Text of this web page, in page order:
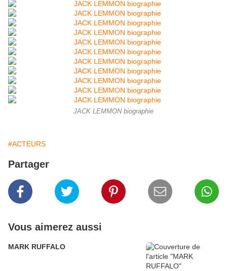
JACK LEMMON biographie
#ACTEURS
Partager
Vous aimerez aussi
MARK RUFFALO